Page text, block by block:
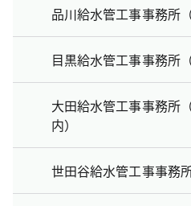
品川給水管工事事務所
目黒給水管工事事務所
大田給水管工事事務所
内）
世田谷給水管工事事務